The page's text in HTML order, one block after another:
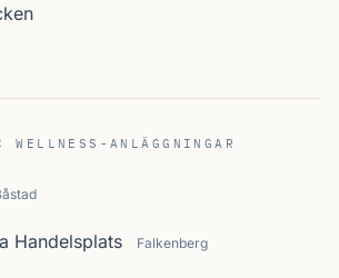
ANLÄGGNINGAR
Handelsplats Falkenberg